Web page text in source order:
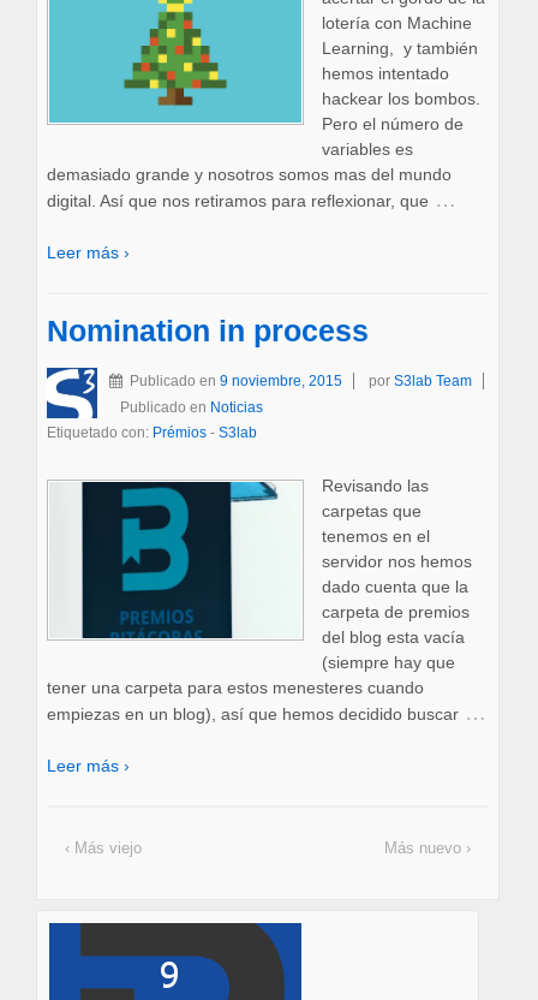
lotería con Machine
Learning, y también
hemos intentado
hackear los bombos.
Pero el número de
variables es
demasiado grande y nosotros somos mas del mundo
digital. Así que nos retiramos para reflexionar, que …
Leer más ›
Nomination in process
Publicado en 9 noviembre, 2015 por S3lab Team
Publicado en Noticias
Etiquetado con: Prémios- S3lab
Revisando las
carpetas que
tenemos en el
servidor nos hemos
dado cuenta que la
carpeta de premios
del blog esta vacía
(siempre hay que
tener una carpeta para estos menesteres cuando
empiezas en un blog), así que hemos decidido buscar …
Leer más ›
‹ Más viejo Más nuevo ›